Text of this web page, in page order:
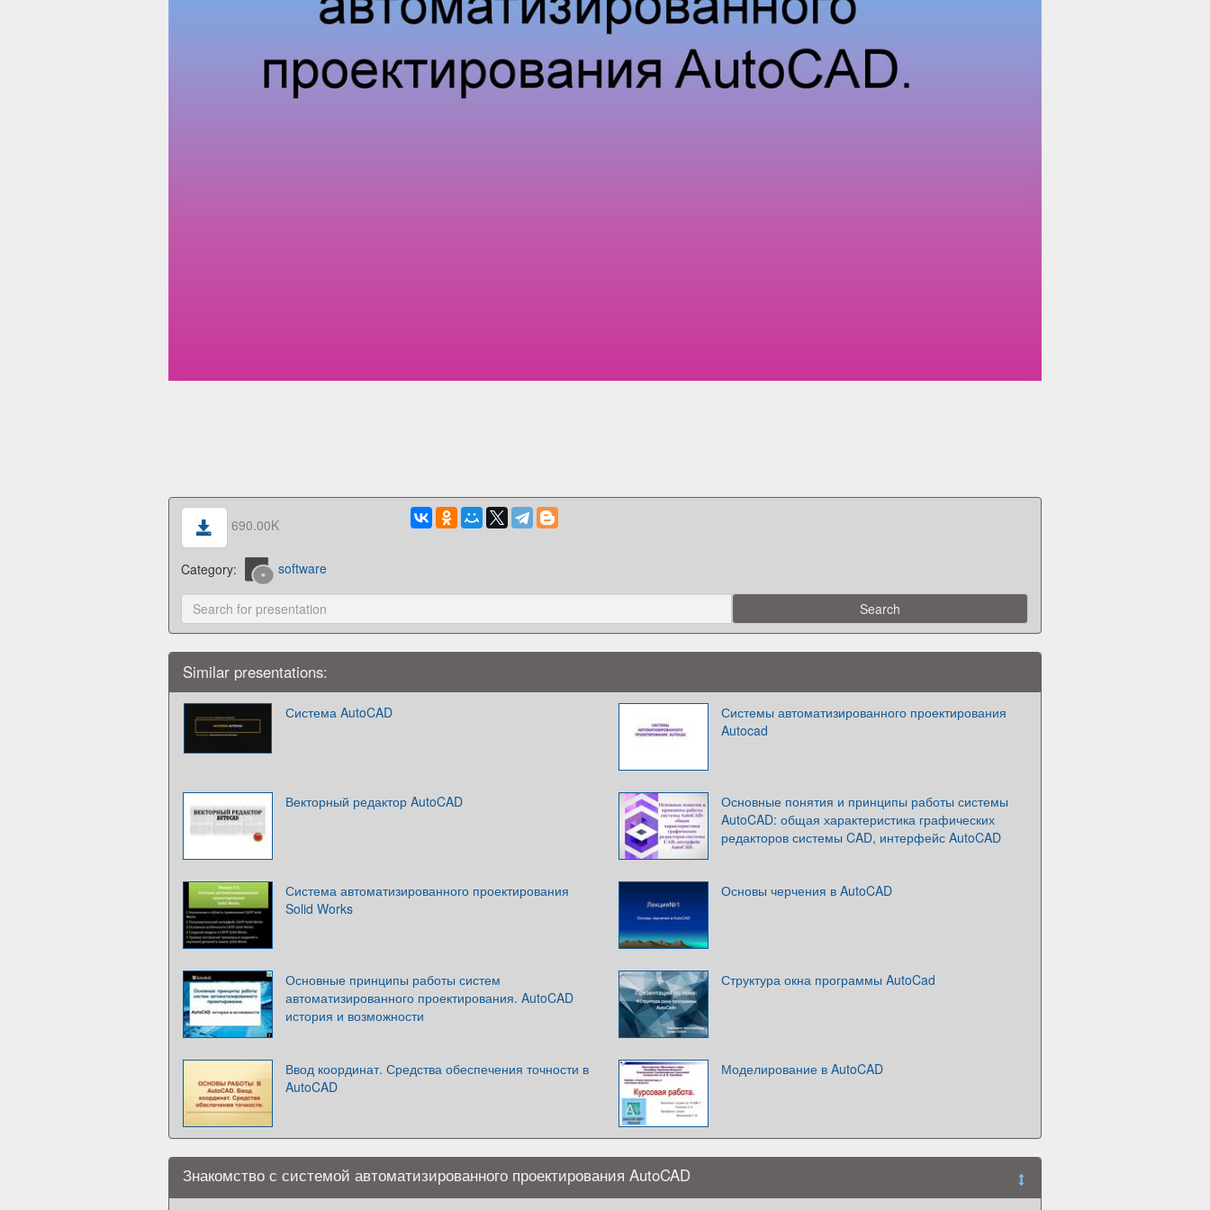
690.00K
Category: software
Similar presentations:
Система AutoCAD
Системы автоматизированного проектирования
Autocad
Векторный редактор AutoCAD
Основные понятия и принципы работы системы
AutoCAD: общая характеристика графических
редакторов системы CAD, интерфейс AutoCAD
Система автоматизированного проектирования
Solid Works
Основы черчения в AutoCAD
Основные принципы работы систем
автоматизированного проектирования. AutoCAD
история и возможности
Структура окна программы AutoCad
Ввод координат. Средства обеспечения точности в
AutoCAD
Моделирование в AutoCAD
Знакомство с системой автоматизированного проектирования AutoCAD